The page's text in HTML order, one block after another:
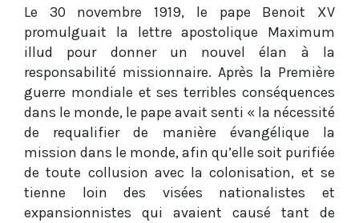
Le 30 novembre 1919, le pape Benoit XV
promulguait la lettre apostolique Maximum
illud pour donner un nouvel élan à la
responsabilité missionnaire. Après la Première
guerre mondiale et ses terribles conséquences
dans le monde, le pape avait senti « la nécessité
de requalifier de manière évangélique la
mission dans le monde, afin qu’elle soit purifiée
de toute collusion avec la colonisation, et se
tienne loin des visées nationalistes et
expansionnistes qui avaient causé tant de